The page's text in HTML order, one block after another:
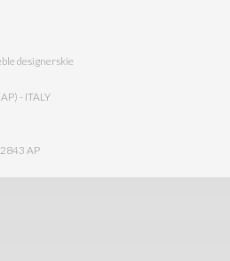
designerskie
- ITALY
AP